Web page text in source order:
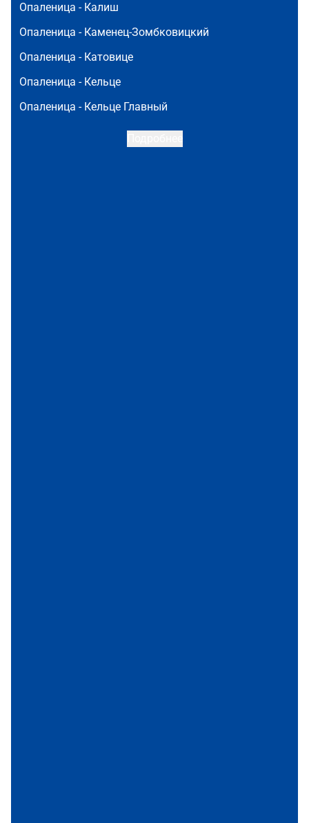
Опаленица - Калиш
Опаленица - Каменец-Зомбковицкий
Опаленица - Катовице
Опаленица - Кельце
Опаленица - Кельце Главный